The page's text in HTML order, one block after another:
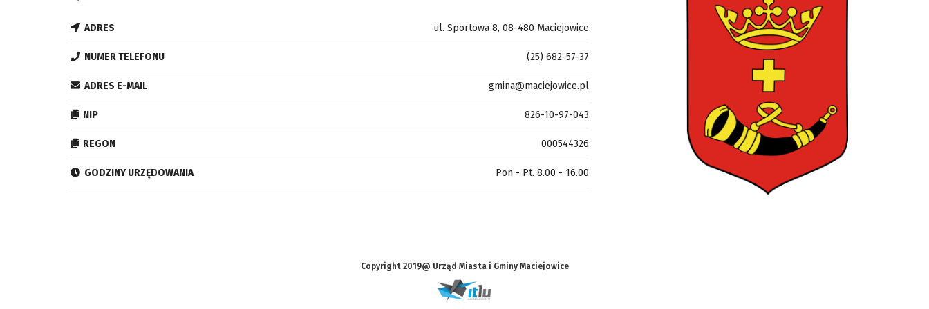
ADRES ul. Sportowa 8, 08-480 Maciejowice
NUMER TELEFONU (25) 682-57-37
ADRES E-MAIL gmina@maciejowice.pl
NIP 826-10-97-043
REGON 000544326
GODZINY URZĘDOWANIA Pon - Pt. 8.00 - 16.00
Copyright 2019@ Urząd Miasta i Gminy Maciejowice